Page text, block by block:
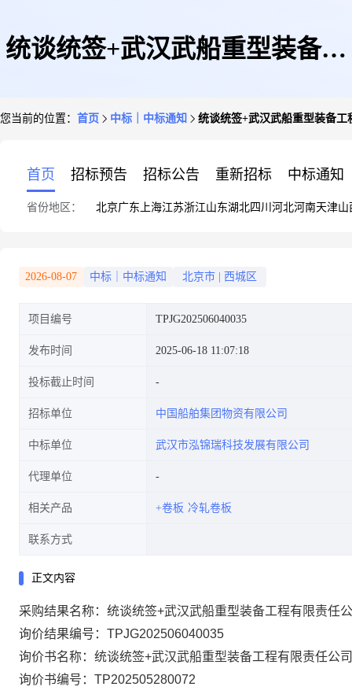
统谈统签+武汉武船重型装备工
您当前的位置： 首页 中标｜中标通知 统谈统签+武汉武船重型装备
首页 招标预告 招标公告 重新招标 中标通知
省份地区： 北京广东 上海江苏浙江山东湖北四川 河北河南天津山
2026-08-07 中标｜中标通知 北京市 西城区
项目编号 TPJG202506040035
发布时间 2025-06-18 11:07:18
投标截止时间
招标单位 中国船舶集团物资有限公司
中标单位 武汉市泓锦瑞科技发展有限公司
代理单位
相关产品 +卷板 冷轧卷板
联系方式
正文内容
采购结果名称：统谈统签+武汉武船重型装备工程有限责任
询价结果编号：TPJG202506040035
询价书名称：统谈统签+武汉武船重型装备工程有限责任公
询价书编号：TP202505280072